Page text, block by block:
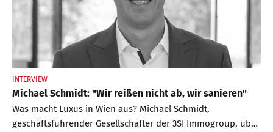
INTERVIEW
Michael Schmidt: "Wir reißen nicht ab, wir sanieren"
Was macht Luxus in Wien aus? Michael Schmidt,
geschäftsführender Gesellschafter der 3SI Immogroup, über